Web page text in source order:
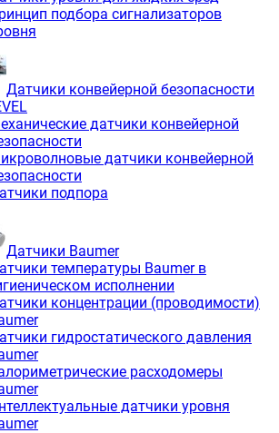
подбора сигнализаторов
Датчики конвейерной безопасности
датчики конвейерной
датчики конвейерной
подпора
Датчики Baumer
температуры Baumer в
исполнении
концентрации (проводимости)
гидростатического давления
расходомеры
датчики уровня